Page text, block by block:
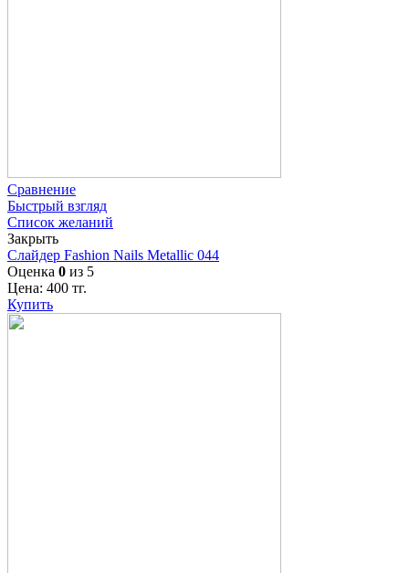
Сравнение
Быстрый взгляд
Список желаний
Закрыть
Слайдер Fashion Nails Metallic 044
Оценка 0 из 5
Цена: 400 тг.
Купить